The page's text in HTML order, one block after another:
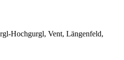
Hochgurgl, Vent, Längenfeld,